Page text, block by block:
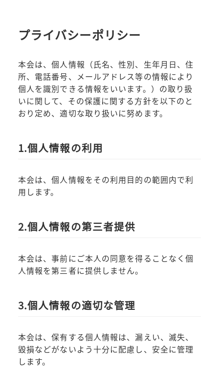
プライバシーポリシー
本会は、個人情報（氏名、性別、生年月日、住
所、電話番号、メールアドレス等の情報により
個人を識別できる情報をいいます。）の取り扱
いに関して、その保護に関する方針を以下のと
おり定め、適切な取り扱いに努めます。
1.個人情報の利用
本会は、個人情報をその利用目的の範囲内で利
用します。
2.個人情報の第三者提供
本会は、事前にご本人の同意を得ることなく個
人情報を第三者に提供しません。
3.個人情報の適切な管理
本会は、保有する個人情報は、漏えい、滅失、
毀損などがないよう十分に配慮し、安全に管理
します。